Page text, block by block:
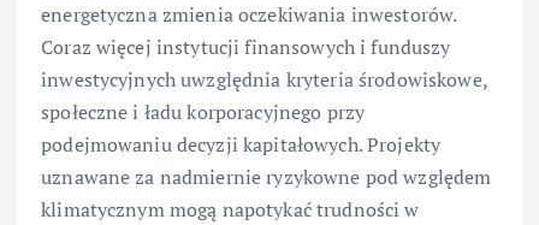
energetyczna zmienia oczekiwania inwestorów.
Coraz więcej instytucji finansowych i funduszy
inwestycyjnych uwzględnia kryteria środowiskowe,
społeczne i ładu korporacyjnego przy
podejmowaniu decyzji kapitałowych. Projekty
uznawane za nadmiernie ryzykowne pod względem
klimatycznym mogą napotykać trudności w